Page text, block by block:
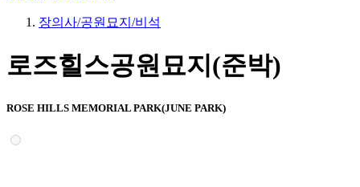
장의사/공원묘지/비석
로즈힐스공원묘지(준박)
ROSE HILLS MEMORIAL PARK(JUNE PARK)